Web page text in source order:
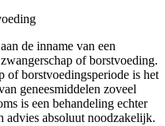
de inname van een
of borstvoeding.
of borstvoedingsperiode is het
geneesmiddelen zoveel
is een behandeling echter
advies absoluut noodzakelijk.